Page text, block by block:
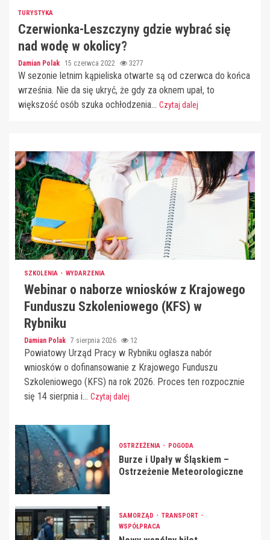
TURYSTYKA
Czerwionka-Leszczyny gdzie wybrać się
nad wodę w okolicy?
Damian Polak 15 czerwca 2022 3277
W sezonie letnim kąpieliska otwarte są od czerwca do końca
września. Nie da się ukryć, że gdy za oknem upał, to
większość osób szuka ochłodzenia... Czytaj dalej
SZKOLENIA WYDARZENIA
Webinar o naborze wniosków z Krajowego
Funduszu Szkoleniowego (KFS) w
Rybniku
Damian Polak 7 sierpnia 2026 12
Powiatowy Urząd Pracy w Rybniku ogłasza nabór
wniosków o dofinansowanie z Krajowego Funduszu
Szkoleniowego (KFS) na rok 2026. Proces ten rozpocznie
się 14 sierpnia i... Czytaj dalej
OSTRZEŻENIA POGODA
Burze i Upały w Śląskiem –
Ostrzeżenie Meteorologiczne
SAMORZĄD
TRANSPORT
WSPÓŁPRACA